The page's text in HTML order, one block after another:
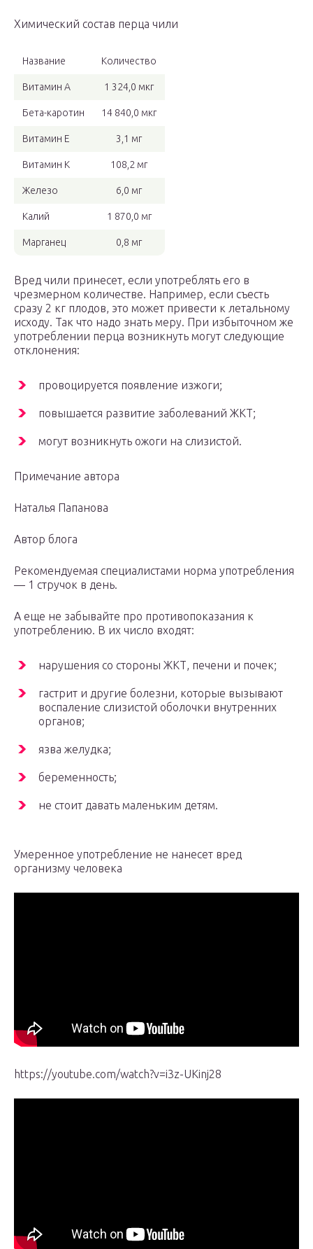
Химический состав перца чили
Название Количество
Витамин А 1 324,0 мкг
Бета-каротин 14 840,0 мкг
Витамин Е 3,1 мг
Витамин К 108,2 мг
Железо 6,0 мг
Калий 1 870,0 мг
Марганец 0,8 мг
Вред чили принесет, если употреблять его в
чрезмерном количестве. Например, если съесть
сразу 2 кг плодов, это может привести к летальному
исходу. Так что надо знать меру. При избыточном же
употреблении перца возникнуть могут следующие
отклонения:
провоцируется появление изжоги;
повышается развитие заболеваний ЖКТ;
могут возникнуть ожоги на слизистой.
Примечание автора
Наталья Папанова
Автор блога
Рекомендуемая специалистами норма употребления
— 1 стручок в день.
А еще не забывайте про противопоказания к
употреблению. В их число входят:
нарушения со стороны ЖКТ, печени и почек;
гастрит и другие болезни, которые вызывают
воспаление слизистой оболочки внутренних
органов;
язва желудка;
беременность;
не стоит давать маленьким детям.
Умеренное употребление не нанесет вред
организму человека
https://youtube.com/watch?v=i3z-UKinj28